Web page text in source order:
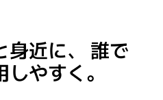
身近に、 誰で
やすく。